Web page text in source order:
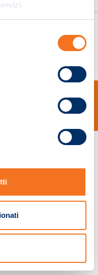
€ 2.000.000,00 i.v. La